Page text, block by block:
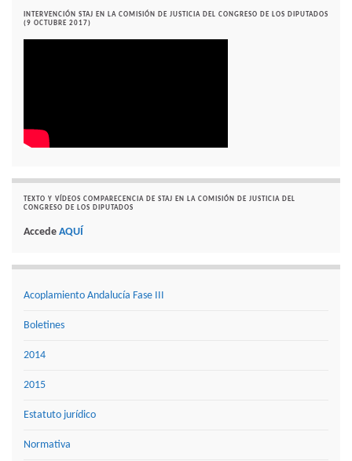
INTERVENCIÓN STAJ EN LA COMISIÓN DE JUSTICIA DEL CONGRESO DE LOS DIPUTADOS
(9 OCTUBRE 2017)
TEXTO Y VÍDEOS COMPARECENCIA DE STAJ EN LA COMISIÓN DE JUSTICIA DEL
CONGRESO DE LOS DIPUTADOS
Accede AQUÍ
Acoplamiento Andalucía Fase III
Boletines
2014
2015
Estatuto jurídico
Normativa